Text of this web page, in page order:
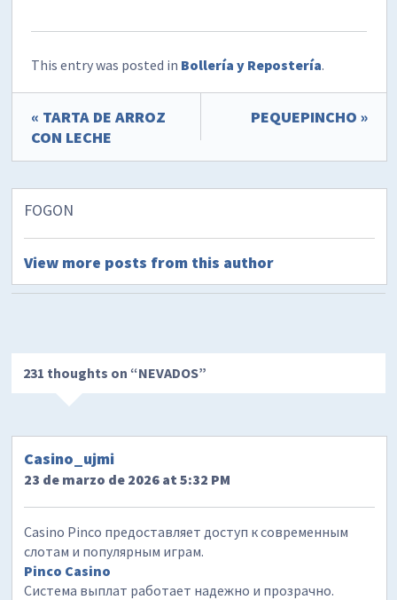
This entry was posted in Bollería y Repostería.
« TARTA DE ARROZ
CON LECHE
PEQUEPINCHO »
FOGON
View more posts from this author
231 thoughts on “NEVADOS”
Casino_ujmi
23 de marzo de 2026 at 5:32 PM
Casino Pinco предоставляет доступ к современным
слотам и популярным играм.
Pinco Casino
Система выплат работает надежно и прозрачно.